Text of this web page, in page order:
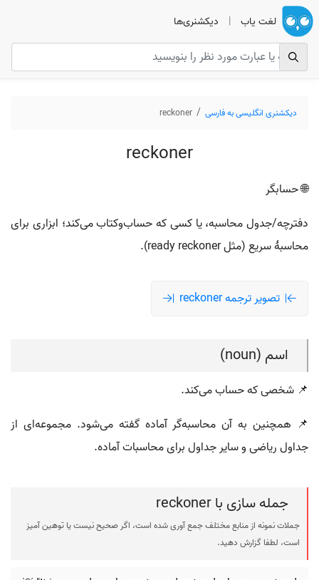
لغت یاب | دیکشنری‌ها
دیکشنری انگلیسی به فارسی reckoner
reckoner
🌐 حسابگر
دفترچه/جدول محاسبه، یا کسی که حساب‌وکتاب می‌کند؛ ابزاری برای
محاسبهٔ سریع (مثل ready reckoner).
تصویر ترجمه reckoner
اسم (noun)
📌 شخصی که حساب می‌کند.
📌 همچنین به آن محاسبه‌گر آماده گفته می‌شود. مجموعه‌ای از
جداول ریاضی و سایر جداول برای محاسبات آماده.
جمله سازی با reckoner
جملات نمونه از منابع مختلف جمع آوری شده است، اگر صحیح نیست یا توهین آمیز
است، لطفا گزارش دهید.